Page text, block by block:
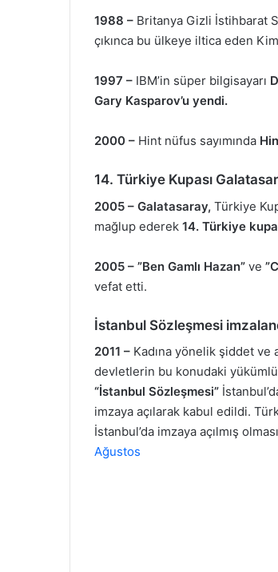
1988 – Britanya Gizli İstihbarat
çıkınca bu ülkeye iltica eden
1997 – IBM’in süper bilgisayarı
Gary Kasparov’u yendi.
2000 – Hint nüfus sayımında
14. Türkiye Kupası
2005 – Galatasaray, Türkiye
mağlup ederek 14. Türkiye
2005 – ”Ben Gamlı Hazan” ve
vefat etti.
İstanbul Sözleşmesi
2011 – Kadına yönelik şiddet
devletlerin bu konudaki
“İstanbul Sözleşmesi”
imzaya açılarak kabul edildi.
İstanbul’da imzaya açılmış
Ağustos